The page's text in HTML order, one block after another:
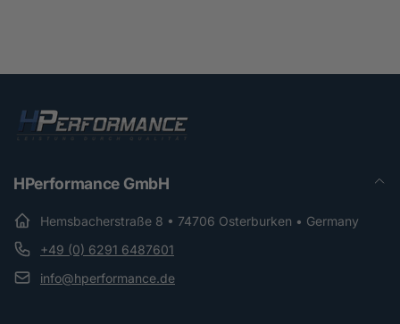
HPerformance GmbH
Hemsbacherstraße 8 • 74706 Osterburken • Germany
+49 (0) 6291 6487601
info@hperformance.de